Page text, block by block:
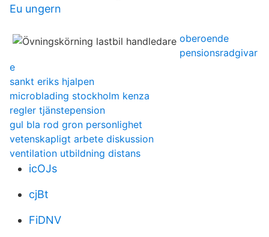
Eu ungern
oberoende
pensionsradgivar
e
sankt eriks hjalpen
microblading stockholm kenza
regler tjänstepension
gul bla rod gron personlighet
vetenskapligt arbete diskussion
ventilation utbildning distans
icOJs
cjBt
FiDNV